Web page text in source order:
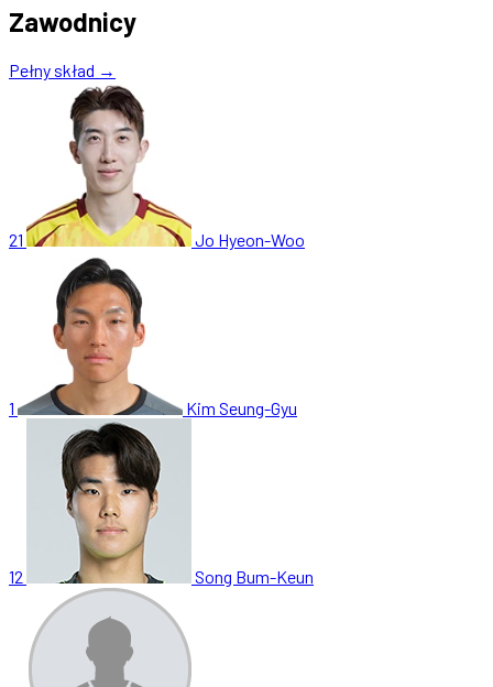
Zawodnicy
Pełny skład →
21 Jo Hyeon-Woo
1 Kim Seung-Gyu
12 Song Bum-Keun